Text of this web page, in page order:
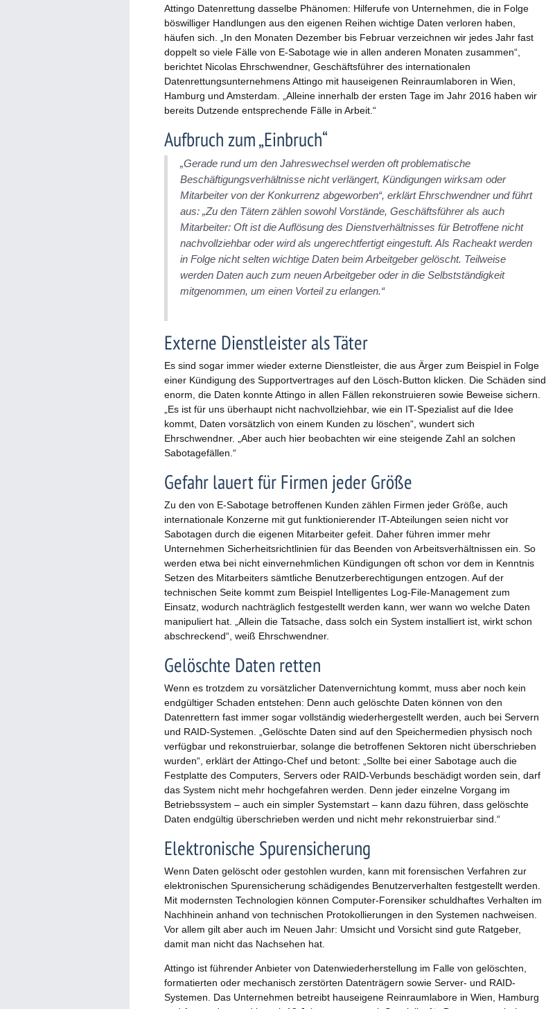
Attingo Datenrettung dasselbe Phänomen: Hilferufe von Unternehmen, die in Folge
böswilliger Handlungen aus den eigenen Reihen wichtige Daten verloren haben,
häufen sich. „In den Monaten Dezember bis Februar verzeichnen wir jedes Jahr fast
doppelt so viele Fälle von E-Sabotage wie in allen anderen Monaten zusammen“,
berichtet Nicolas Ehrschwendner, Geschäftsführer des internationalen
Datenrettungsunternehmens Attingo mit hauseigenen Reinraumlaboren in Wien,
Hamburg und Amsterdam. „Alleine innerhalb der ersten Tage im Jahr 2016 haben wir
bereits Dutzende entsprechende Fälle in Arbeit.“
Aufbruch zum „Einbruch“
„Gerade rund um den Jahreswechsel werden oft problematische
Beschäftigungsverhältnisse nicht verlängert, Kündigungen wirksam oder
Mitarbeiter von der Konkurrenz abgeworben“, erklärt Ehrschwendner und führt
aus: „Zu den Tätern zählen sowohl Vorstände, Geschäftsführer als auch
Mitarbeiter: Oft ist die Auflösung des Dienstverhältnisses für Betroffene nicht
nachvollziehbar oder wird als ungerechtfertigt eingestuft. Als Racheakt werden
in Folge nicht selten wichtige Daten beim Arbeitgeber gelöscht. Teilweise
werden Daten auch zum neuen Arbeitgeber oder in die Selbstständigkeit
mitgenommen, um einen Vorteil zu erlangen.“
Externe Dienstleister als Täter
Es sind sogar immer wieder externe Dienstleister, die aus Ärger zum Beispiel in Folge
einer Kündigung des Supportvertrages auf den Lösch-Button klicken. Die Schäden sind
enorm, die Daten konnte Attingo in allen Fällen rekonstruieren sowie Beweise sichern.
„Es ist für uns überhaupt nicht nachvollziehbar, wie ein IT-Spezialist auf die Idee
kommt, Daten vorsätzlich von einem Kunden zu löschen“, wundert sich
Ehrschwendner. „Aber auch hier beobachten wir eine steigende Zahl an solchen
Sabotagefällen.“
Gefahr lauert für Firmen jeder Größe
Zu den von E-Sabotage betroffenen Kunden zählen Firmen jeder Größe, auch
internationale Konzerne mit gut funktionierender IT-Abteilungen seien nicht vor
Sabotagen durch die eigenen Mitarbeiter gefeit. Daher führen immer mehr
Unternehmen Sicherheitsrichtlinien für das Beenden von Arbeitsverhältnissen ein. So
werden etwa bei nicht einvernehmlichen Kündigungen oft schon vor dem in Kenntnis
Setzen des Mitarbeiters sämtliche Benutzerberechtigungen entzogen. Auf der
technischen Seite kommt zum Beispiel Intelligentes Log-File-Management zum
Einsatz, wodurch nachträglich festgestellt werden kann, wer wann wo welche Daten
manipuliert hat. „Allein die Tatsache, dass solch ein System installiert ist, wirkt schon
abschreckend“, weiß Ehrschwendner.
Gelöschte Daten retten
Wenn es trotzdem zu vorsätzlicher Datenvernichtung kommt, muss aber noch kein
endgültiger Schaden entstehen: Denn auch gelöschte Daten können von den
Datenrettern fast immer sogar vollständig wiederhergestellt werden, auch bei Servern
und RAID-Systemen. „Gelöschte Daten sind auf den Speichermedien physisch noch
verfügbar und rekonstruierbar, solange die betroffenen Sektoren nicht überschrieben
wurden“, erklärt der Attingo-Chef und betont: „Sollte bei einer Sabotage auch die
Festplatte des Computers, Servers oder RAID-Verbunds beschädigt worden sein, darf
das System nicht mehr hochgefahren werden. Denn jeder einzelne Vorgang im
Betriebssystem – auch ein simpler Systemstart – kann dazu führen, dass gelöschte
Daten endgültig überschrieben werden und nicht mehr rekonstruierbar sind.“
Elektronische Spurensicherung
Wenn Daten gelöscht oder gestohlen wurden, kann mit forensischen Verfahren zur
elektronischen Spurensicherung schädigendes Benutzerverhalten festgestellt werden.
Mit modernsten Technologien können Computer-Forensiker schuldhaftes Verhalten im
Nachhinein anhand von technischen Protokollierungen in den Systemen nachweisen.
Vor allem gilt aber auch im Neuen Jahr: Umsicht und Vorsicht sind gute Ratgeber,
damit man nicht das Nachsehen hat.
Attingo ist führender Anbieter von Datenwiederherstellung im Falle von gelöschten,
formatierten oder mechanisch zerstörten Datenträgern sowie Server- und RAID-
Systemen. Das Unternehmen betreibt hauseigene Reinraumlabore in Wien, Hamburg